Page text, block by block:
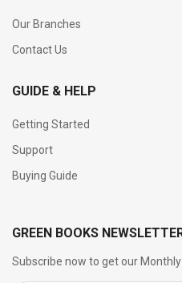
Our Branches
Contact Us
GUIDE & HELP
Getting Started
Support
Buying Guide
GREEN BOOKS
Subscribe now to get our